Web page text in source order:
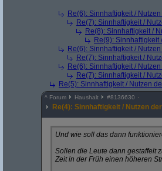
Re(6): Sinnhaftigkeit /
Re(7): Sinnhaftigkeit /
Re(8): Sinnhaftigkeit /
Re(9): Sinnhaftigkeit
Re(6): Sinnhaftigkeit /
Re(7): Sinnhaftigkeit /
Re(6): Sinnhaftigkeit /
Re(7): Sinnhaftigkeit /
Re(5): Sinnhaftigkeit / Nutzen
^ Forum Haushalt #8136630
Re(4): Sinnhaftigkeit / Nutzen
Und wie soll das dann
Sollen die Leute dann gestaffelt
Zeit in der Früh einen höheren